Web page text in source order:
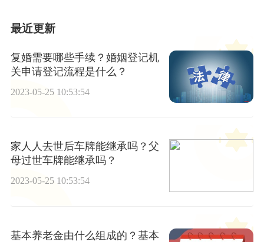
最近更新
复婚需要哪些手续？婚姻登记机
关申请登记流程是什么？
2023-05-25 10:53:54
家人人去世后车牌能继承吗？父
母过世车牌能继承吗？
2023-05-25 10:53:54
基本养老金由什么组成的？基本